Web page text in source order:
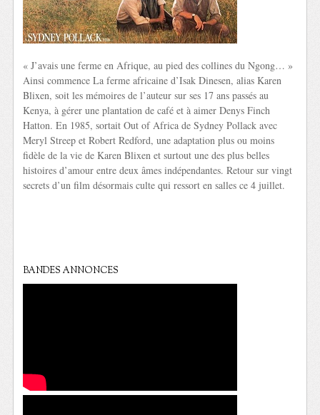
« J’avais une ferme en Afrique, au pied des collines du Ngong… »
Ainsi commence La ferme africaine d’Isak Dinesen, alias Karen
Blixen, soit les mémoires de l’auteur sur ses 17 ans passés au
Kenya, à gérer une plantation de café et à aimer Denys Finch
Hatton. En 1985, sortait Out of Africa de Sydney Pollack avec
Meryl Streep et Robert Redford, une adaptation plus ou moins
fidèle de la vie de Karen Blixen et surtout une des plus belles
histoires d’amour entre deux âmes indépendantes. Retour sur vingt
secrets d’un film désormais culte qui ressort en salles ce 4 juillet.
BANDES ANNONCES